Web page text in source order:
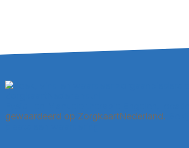
gewaardeerd op ZorgkaartNederland.